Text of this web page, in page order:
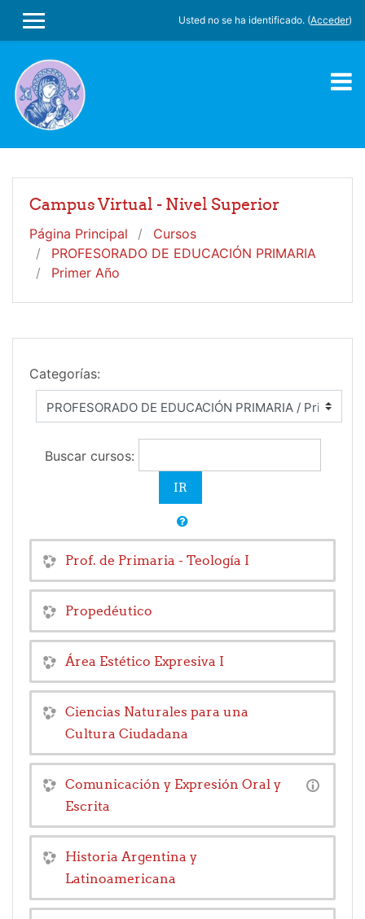
PANEL LATERAL
Usted no se ha identificado. (Acceder)
Campus Virtual - Nivel Superior
Página Principal
Cursos
PROFESORADO DE EDUCACIÓN PRIMARIA
Primer Año
Categorías:
Buscar cursos:
Prof. de Primaria - Teología I
Propedéutico
Área Estético Expresiva I
Ciencias Naturales para una
Cultura Ciudadana
Comunicación y Expresión Oral y
Escrita
Historia Argentina y
Latinoamericana